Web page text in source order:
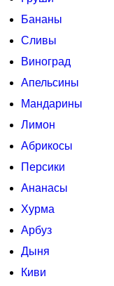
Бананы
Сливы
Виноград
Апельсины
Мандарины
Лимон
Абрикосы
Персики
Ананасы
Хурма
Арбуз
Дыня
Киви